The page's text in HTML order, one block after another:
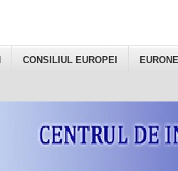
CONSILIUL EUROPEI